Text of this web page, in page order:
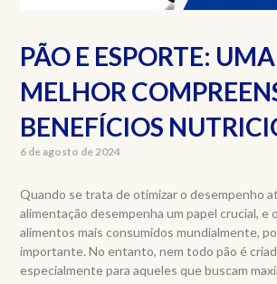
PÃO E ESPORTE: UMA
MELHOR
BENEFÍCIOS
6 de agosto de 2024
Quando se trata de otimizar o desempenho
alimentação desempenha um papel crucial, e
alimentos mais consumidos mundialmente,
importante. No entanto, nem todo pão é
especialmente para aqueles que buscam